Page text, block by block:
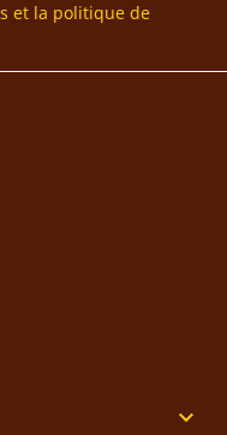
et la politique de
